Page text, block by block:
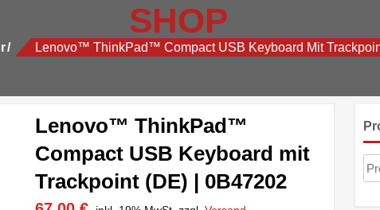
SHOP
Lenovo™ ThinkPad™ Compact USB Keyboard Mit
Lenovo™ ThinkPad™
Compact USB Keyboard mit
Trackpoint (DE) | 0B47202